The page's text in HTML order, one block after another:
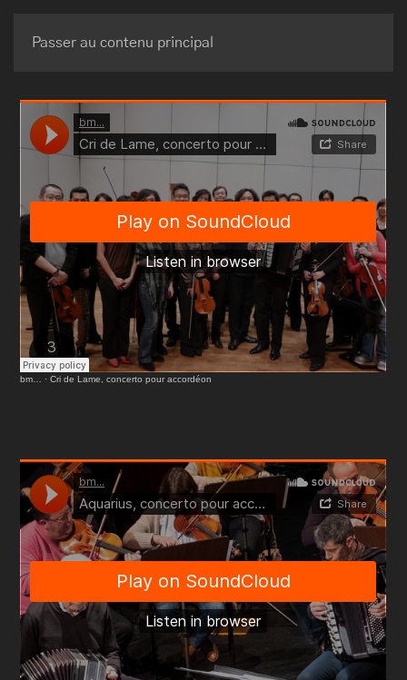
Passer au contenu principal
BRUNO MAURICE
bm… ·Cri de Lame, concerto pour accordéon